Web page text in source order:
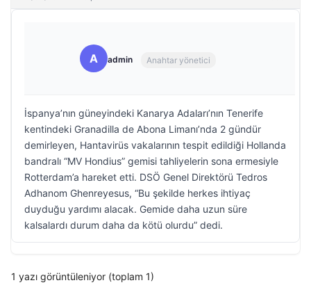
A admin Anahtar yönetici
İspanya’nın güneyindeki Kanarya Adaları’nın Tenerife
kentindeki Granadilla de Abona Limanı’nda 2 gündür
demirleyen, Hantavirüs vakalarının tespit edildiği Hollanda
bandralı “MV Hondius” gemisi tahliyelerin sona ermesiyle
Rotterdam’a hareket etti. DSÖ Genel Direktörü Tedros
Adhanom Ghenreyesus, “Bu şekilde herkes ihtiyaç
duyduğu yardımı alacak. Gemide daha uzun süre
kalsalardı durum daha da kötü olurdu” dedi.
1 yazı görüntüleniyor (toplam 1)